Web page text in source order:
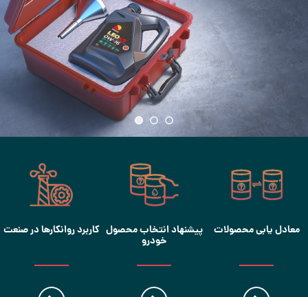
معادل یابی محصولات پیشنهاد انتخاب محصول
خودرو
کاربرد روانکارها در صنعت